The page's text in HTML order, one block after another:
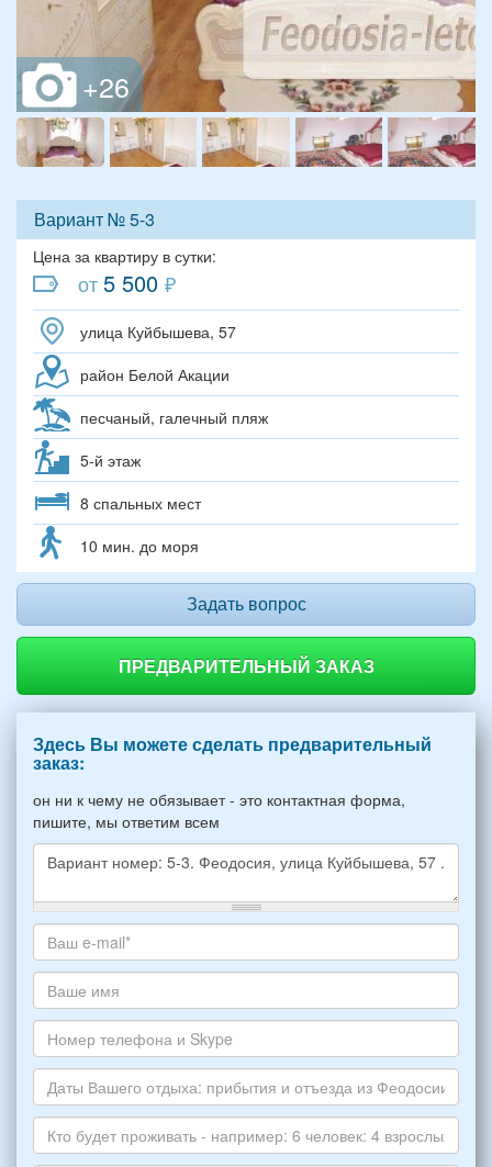
Вариант № 5-3
Цена за квартиру в сутки:
от5 500 ₽
улица Куйбышева, 57
район Белой Акации
песчаный, галечный пляж
5-й этаж
8 спальных мест
10 мин. до моря
Задать вопрос
ПРЕДВАРИТЕЛЬНЫЙ ЗАКАЗ
Здесь Вы можете сделать предварительный
заказ:
он ни к чему не обязывает - это контактная форма,
пишите, мы ответим всем
Какое
жилье
хотите
снять,
укажите
пожалуйста
НОМЕР
варианта:
*
Ваш
адрес
электронной
почты
*
Ваше
имя
Номер
телефона
и
Skype
Даты
Вашего
отдыха: